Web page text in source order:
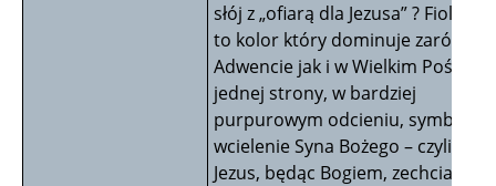
słój z „ofiarą dla Jezusa” ?
to kolor który dominuje zarówno
Adwencie jak i w Wielkim Poście. Z
jednej strony, w bardziej
purpurowym odcieniu,
wcielenie Syna Bożego – czyli to,
Jezus, będąc Bogiem, zechciał